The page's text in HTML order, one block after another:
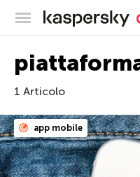
1 Articolo
app mobile